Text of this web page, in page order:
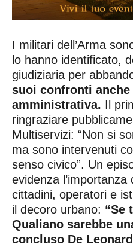
I militari dell’Arma
lo hanno identificato,
giudiziaria per
suoi confronti anche
amministrativa. Il
ringraziare
Multiservizi: “Non si
ma sono intervenuti
senso civico”. Un
evidenza
cittadini, operatori e
il decoro urbano: “Se
Qualiano sarebbe
concluso De